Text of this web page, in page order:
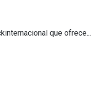
que ofrece...